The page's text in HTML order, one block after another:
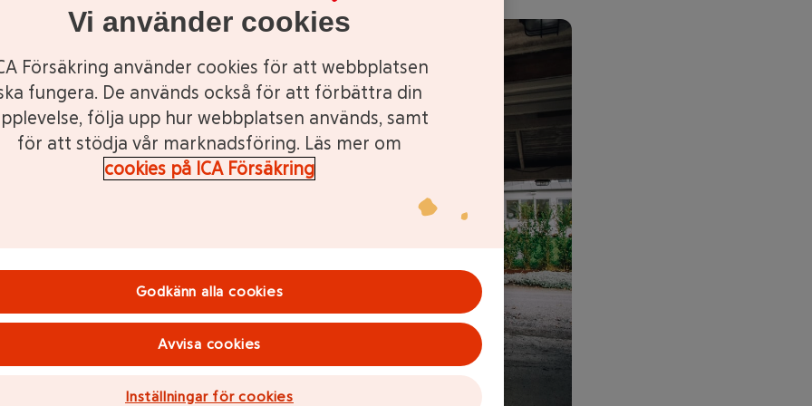
Vi använder cookies
Försäkring använder cookies för att webbplatsen
fungera. De används också för att förbättra din
följa upp hur webbplatsen används, samt
för att stödja vår marknadsföring. Läs mer om
cookies på ICA Försäkring
Avvisa cookies
Godkänn alla cookies
Inställningar för cookies